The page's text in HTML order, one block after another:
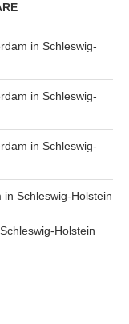
in Schleswig-
in Schleswig-
in Schleswig-
Schleswig-Holstein
Holstein